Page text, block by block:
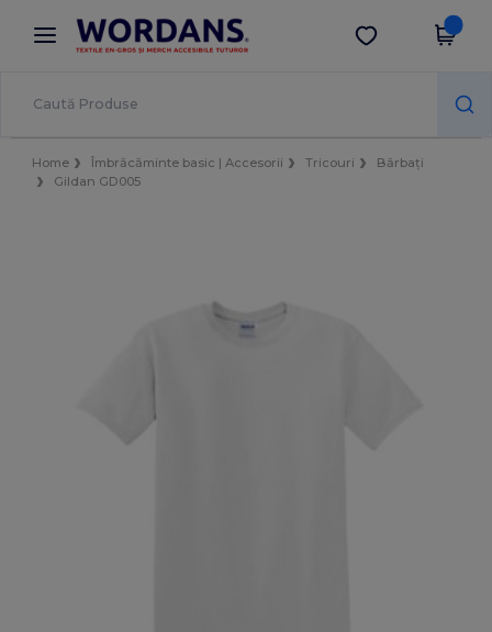
× Aplicația Wordans
Prețuri mai bune în aplicație!
Descarcă app
Home Îmbrăcăminte basic | Accesorii Tricouri
Bărbați
Gildan GD005